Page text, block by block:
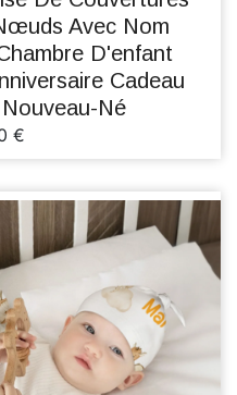
Avec Nom
D'enfant
Cadeau
Né
€